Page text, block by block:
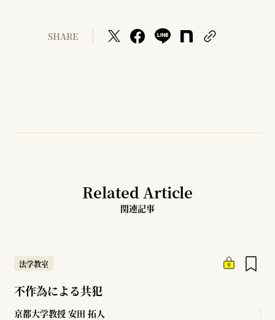
SHARE
Related Article
関連記事
法学教室
不作為による共犯
京都大学教授 安田 拓人